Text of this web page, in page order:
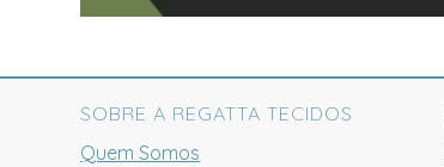
SOBRE A REGATTA TECIDOS
Quem Somos